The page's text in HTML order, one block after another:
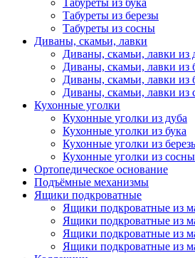
Табуреты из бука
Табуреты из березы
Табуреты из сосны
Диваны, скамьи, лавки
Диваны, скамьи, лавки из
Диваны, скамьи, лавки из
Диваны, скамьи, лавки из
Диваны, скамьи, лавки из
Кухонные уголки
Кухонные уголки из дуба
Кухонные уголки из бука
Кухонные уголки из
Кухонные уголки из сосны
Ортопедическое основание
Подъёмные механизмы
Ящики подкроватные
Ящики подкроватные из
Ящики подкроватные из
Ящики подкроватные из
Ящики подкроватные из